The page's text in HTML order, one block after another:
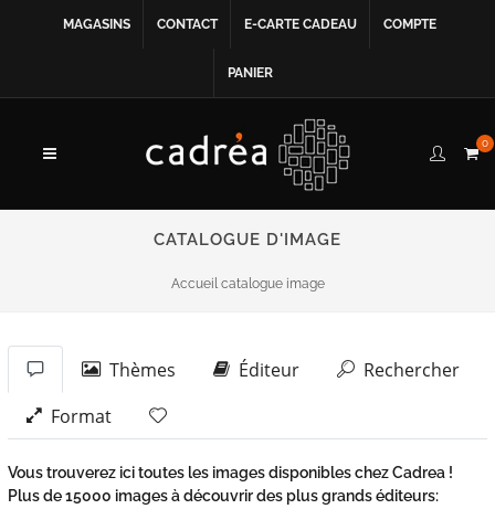
MAGASINS CONTACT E-CARTE CADEAU COMPTE
PANIER
0
CATALOGUE D'IMAGE
Accueil catalogue image
Thèmes Éditeur
Rechercher
Format
Vous trouverez ici toutes les images disponibles chez Cadrea !
Plus de 15000 images à découvrir des plus grands éditeurs: